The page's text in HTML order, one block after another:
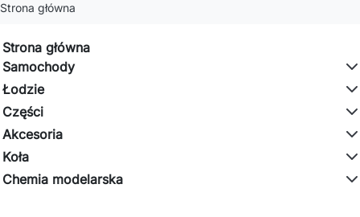
Strona główna
Strona główna
Samochody
Łodzie
Części
Akcesoria
Koła
Chemia modelarska